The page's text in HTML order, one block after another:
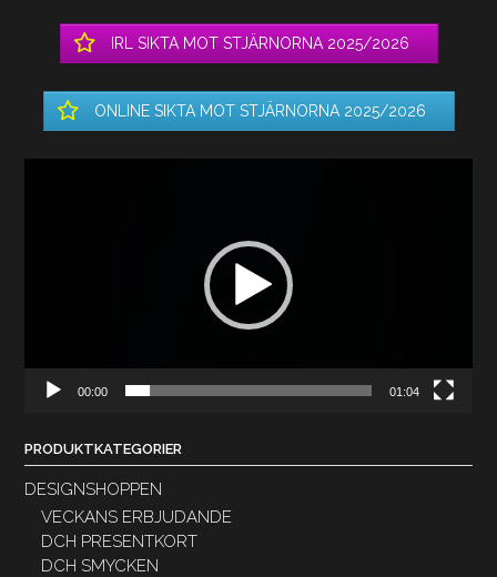
IRL SIKTA MOT STJÄRNORNA 2025/2026
ONLINE SIKTA MOT STJÄRNORNA 2025/2026
00:00 01:04
PRODUKTKATEGORIER
DESIGNSHOPPEN
VECKANS ERBJUDANDE
DCH PRESENTKORT
DCH SMYCKEN